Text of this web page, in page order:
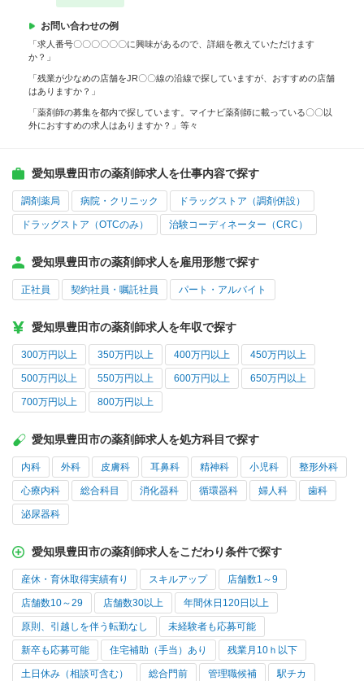
お問い合わせの例
「求人番号〇〇〇〇〇〇に興味があるので、詳細を教えていただけます
か？」
「残業が少なめの店舗をJR〇〇線の沿線で探していますが、おすすめの店舗
はありますか？」
「薬剤師の募集を都内で探しています。マイナビ薬剤師に載っている〇〇以
外におすすめの求人はありますか？」等々
愛知県豊田市の薬剤師求人を仕事内容で探す
調剤薬局 病院・クリニック ドラッグストア（調剤併設）
ドラッグストア（OTCのみ） 治験コーディネーター（CRC）
愛知県豊田市の薬剤師求人を雇用形態で探す
正社員 契約社員・嘱託社員 パート・アルバイト
愛知県豊田市の薬剤師求人を年収で探す
300万円以上 350万円以上 400万円以上 450万円以上
500万円以上 550万円以上 600万円以上 650万円以上
700万円以上 800万円以上
愛知県豊田市の薬剤師求人を処方科目で探す
内科 外科 皮膚科 耳鼻科 精神科 小児科 整形外科
心療内科 総合科目 消化器科 循環器科 婦人科 歯科
泌尿器科
愛知県豊田市の薬剤師求人をこだわり条件で探す
産休・育休取得実績有り スキルアップ 店舗数1～9
店舗数10～29 店舗数30以上 年間休日120日以上
原則、引越しを伴う転勤なし 未経験者も応募可能
新卒も応募可能 住宅補助（手当）あり 残業月10ｈ以下
土日休み（相談可含む） 総合門前 管理職候補 駅チカ